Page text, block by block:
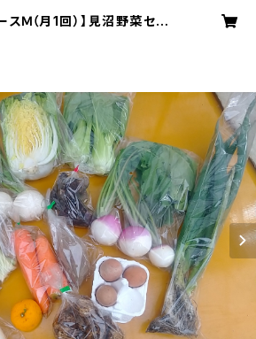
スＭ（月1回）】見沼野菜セッ